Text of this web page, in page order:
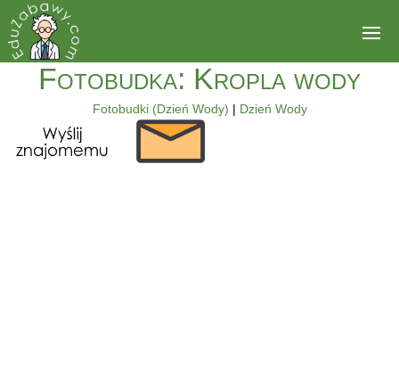
Fotobudka: Kropla wody
Fotobudki (Dzień Wody) | Dzień Wody